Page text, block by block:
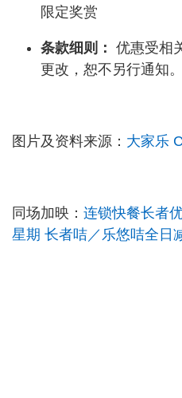
限定奖赏
条款细则： 优惠受相
更改，恕不另行通知。
图片及资料来源： 大家乐
同场加映： 连锁快餐长者
星期 长者咭／乐悠咭全日